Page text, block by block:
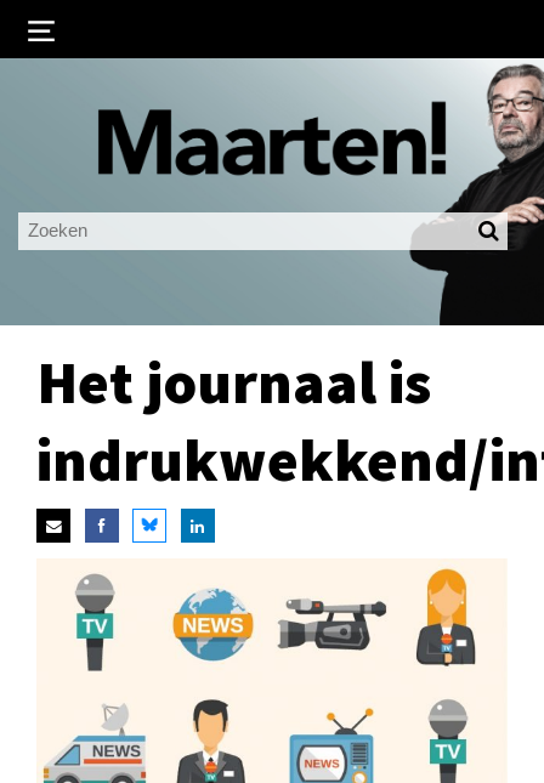
Ingelogd blijven
LOGIN
Het journaal is
indrukwekkend/